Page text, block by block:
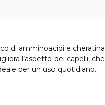
di amminoacidi e cheratina
l’aspetto dei capelli, che
per un uso quotidiano.